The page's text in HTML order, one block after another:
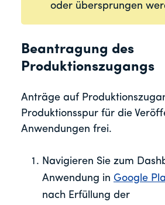
oder übersprungen
Beantragung des
Produktionszugangs
Anträge auf
Produktionsspur für die
Anwendungen frei.
Navigieren Sie zum
Anwendung in Google
nach Erfüllung der